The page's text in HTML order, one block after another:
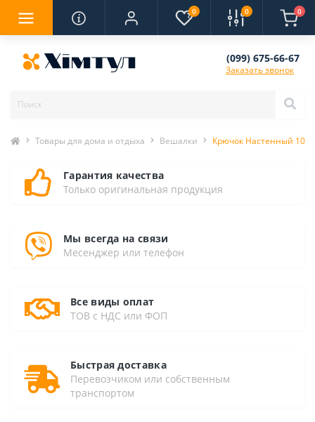
0 0 0
(099) 675-66-67
Заказать звонок
Товары для дома и отдыха Вешалки Крючок Настенный
Гарантия качества
Только оригинальная продукция
Мы всегда на связи
Месенджер или телефон
Все виды оплат
ТОВ с НДС или ФОП
Быстрая доставка
Перевозчиком или собственным
транспортом